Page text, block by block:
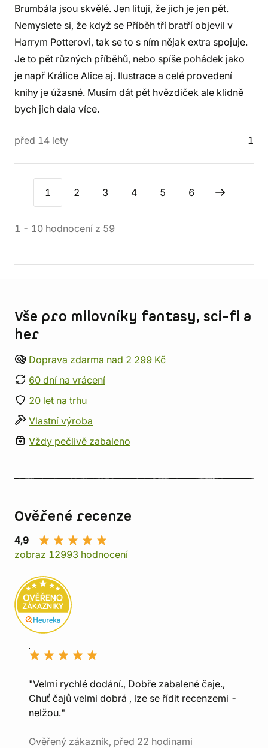
Brumbála jsou skvělé. Jen lituji, že jich je jen pět.
Nemyslete si, že když se Příběh tří bratří objevil v
Harrym Potterovi, tak se to s ním nějak extra spojuje.
Je to pět různých příběhů, nebo spíše pohádek jako
je např Králice Alice aj. Ilustrace a celé provedení
knihy je úžasné. Musím dát pět hvězdiček ale klidně
bych jich dala více.
před 14 lety 1
1 2 3 4 5 6
1 - 10 hodnocení z 59
Vše pro milovníky fantasy, sci-fi a
her
Doprava zdarma nad 2 299 Kč
60 dní na vrácení
20 let na trhu
Vlastní výroba
Vždy pečlivě zabaleno
Ověřené recenze
4,9
zobraz 12993 hodnocení
"Velmi rychlé dodání., Dobře zabalené čaje.,
Chuť čajů velmi dobrá , lze se řídit recenzemi -
nelžou."
Ověřený zákazník, před 22 hodinami